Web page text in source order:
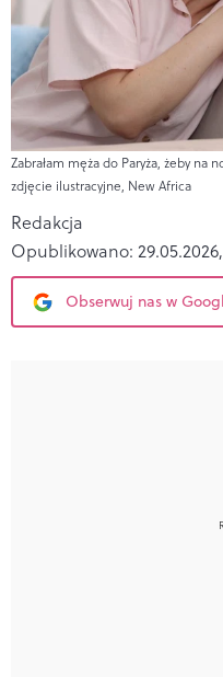
Zabrałam męża do Paryża, żeby na
zdjęcie ilustracyjne, New Africa
Redakcja
Opublikowano:
Obserwuj nas w